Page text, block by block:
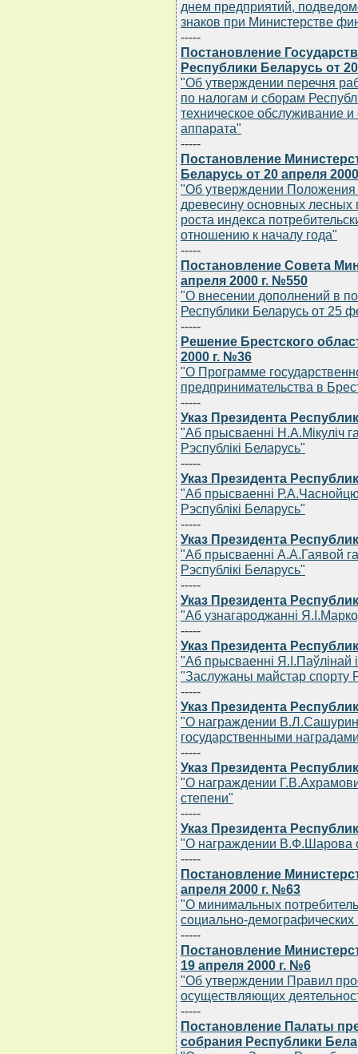
днем предприятий,
знаков при Министерстве
-----
Постановление
Республики Беларусь от
"Об утверждении перечня
по налогам и сборам
техническое обслуживание
аппарата"
-----
Постановление
Беларусь от 20 апреля
"Об утверждении Положения
древесину основных лесных
роста индекса
отношению к началу года"
-----
Постановление Совета
апреля 2000 г. №550
"О внесении дополнений в
Республики Беларусь от 25
-----
Решение Брестского
2000 г. №36
"О Программе
предпринимательства в
-----
Указ Президента
"Аб прысваеннi Н.А.Мiкулiч
Рэспублiкi Беларусь"
-----
Указ Президента
"Аб прысваеннi
Рэспублiкi Беларусь"
-----
Указ Президента
"Аб прысваеннi А.А.Гаявой
Рэспублiкi Беларусь"
-----
Указ Президента
"Аб узнагароджаннi
-----
Указ Президента
"Аб прысваеннi Я.I.Паўлiнай
"Заслужаны майстар спорту
-----
Указ Президента
"О награждении
государственными
-----
Указ Президента
"О награждении
степени"
-----
Указ Президента
"О награждении В.Ф.Шарова
-----
Постановление
апреля 2000 г. №63
"О минимальных
социально-демографических
-----
Постановление
19 апреля 2000 г. №6
"Об утверждении Правил
осуществляющих
-----
Постановление Палаты
собрания Республики